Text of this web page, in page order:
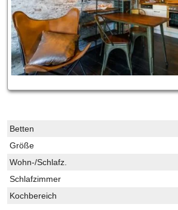
Betten
Größe
Wohn-/Schlafz.
Schlafzimmer
Kochbereich